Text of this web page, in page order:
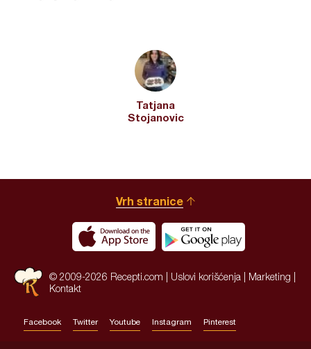
Tatjana
Stojanovic
Vrh stranice
© 2009-2026 Recepti.com | Uslovi korišćenja Marketing
Kontakt
Facebook Twitter Youtube Instagram Pinterest